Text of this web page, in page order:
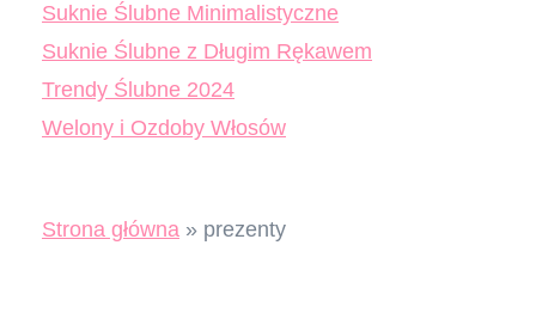
Suknie Ślubne Minimalistyczne
Suknie Ślubne z Długim Rękawem
Trendy Ślubne 2024
Welony i Ozdoby Włosów
Strona główna » prezenty